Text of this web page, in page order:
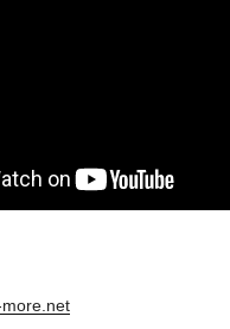
more.net